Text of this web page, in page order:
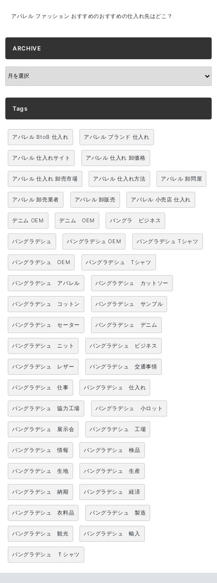
アパレル ファッション おすすめのおすすめの仕入れ先はどこ？
ARCHIVE
ARCHIVE
Tags
アパレル BtoB 仕入れ アパレル ブランド 仕入れ
アパレル 仕入れサイト アパレル 仕入れ 卸価格
アパレル 仕入れ 卸売市場 アパレル 仕入れ方法 アパレル 卸問屋
アパレル 卸売業者 アパレル 卸販売 アパレル 小売店 仕入れ
デニム OEM デニム OEM バングラ ビジネス
バングラデシュ バングラデシュ OEM バングラデシュ Tシャツ
バングラデシュ OEM バングラデシュ Tシャツ
バングラデシュ アパレル バングラデシュ カットソー
バングラデシュ コットン バングラデシュ サンプル
バングラデシュ セーター バングラデシュ デニム
バングラデシュ ニット バングラデシュ ビジネス
バングラデシュ レザー バングラデシュ 交通事情
バングラデシュ 仕事 バングラデシュ 仕入れ
バングラデシュ 協力工場 バングラデシュ 小ロット
バングラデシュ 展示会 バングラデシュ 工場
バングラデシュ 情報 バングラデシュ 検品
バングラデシュ 生地 バングラデシュ 生産
バングラデシュ 納期 バングラデシュ 経済
バングラデシュ 衣料品 バングラデシュ 製造
バングラデシュ 観光 バングラデシュ 輸入
バングラデシュ Ｔシャツ